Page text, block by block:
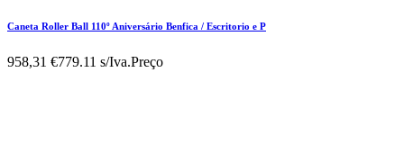
Caneta Roller Ball 110º Aniversário Benfica / Escritorio e P
958,31 €779.11 s/Iva.Preço